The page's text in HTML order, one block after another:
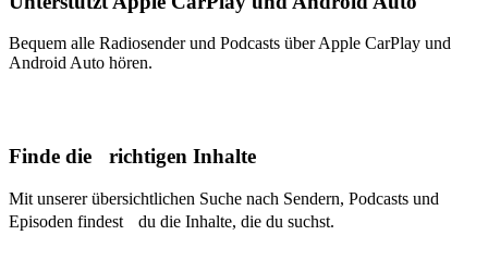
Bequem alle Radiosender und Podcasts über Apple CarPlay und
Android Auto hören.
Finde die richtigen Inhalte
Mit unserer übersichtlichen Suche nach Sendern, Podcasts und
Episoden findest du die Inhalte, die du suchst.